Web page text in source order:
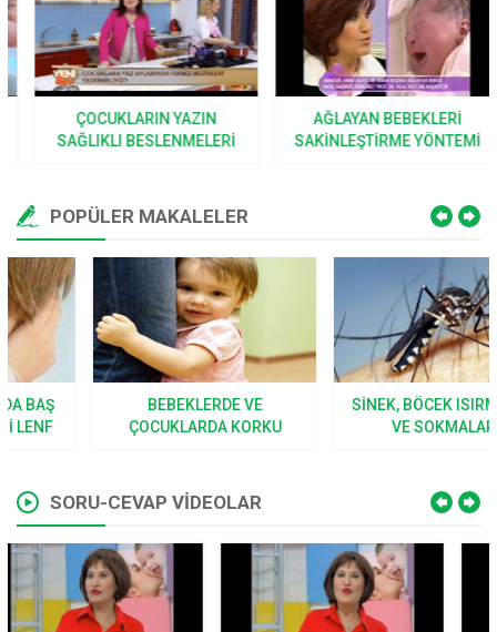
ÇOCUKLARIN YAZIN
SAĞLIKLI BESLENMELERI
AĞLAYAN BEBEKLERI
SAKINLEŞTIRME YÖNTEMI
POPÜLER MAKALELER
BEBEKLERDE VE
ÇOCUKLARDA KORKU
SINEK, BÖCEK ISIRMALARI
VE SOKMALARI
SORU-CEVAP VİDEOLAR